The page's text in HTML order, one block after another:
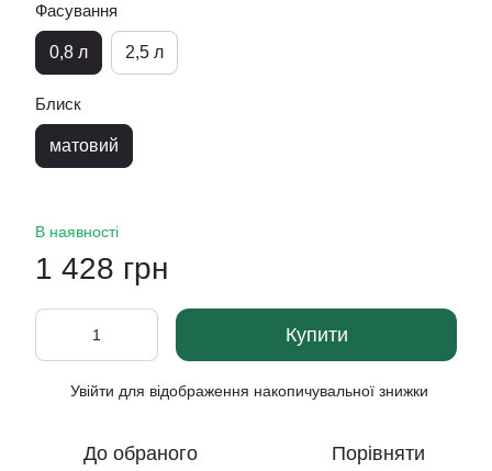
Фасування
0,8 л 2,5 л
Блиск
матовий
В наявності
1 428 грн
Купити
Увійти для відображення накопичувальної знижки
До обраного Порівняти